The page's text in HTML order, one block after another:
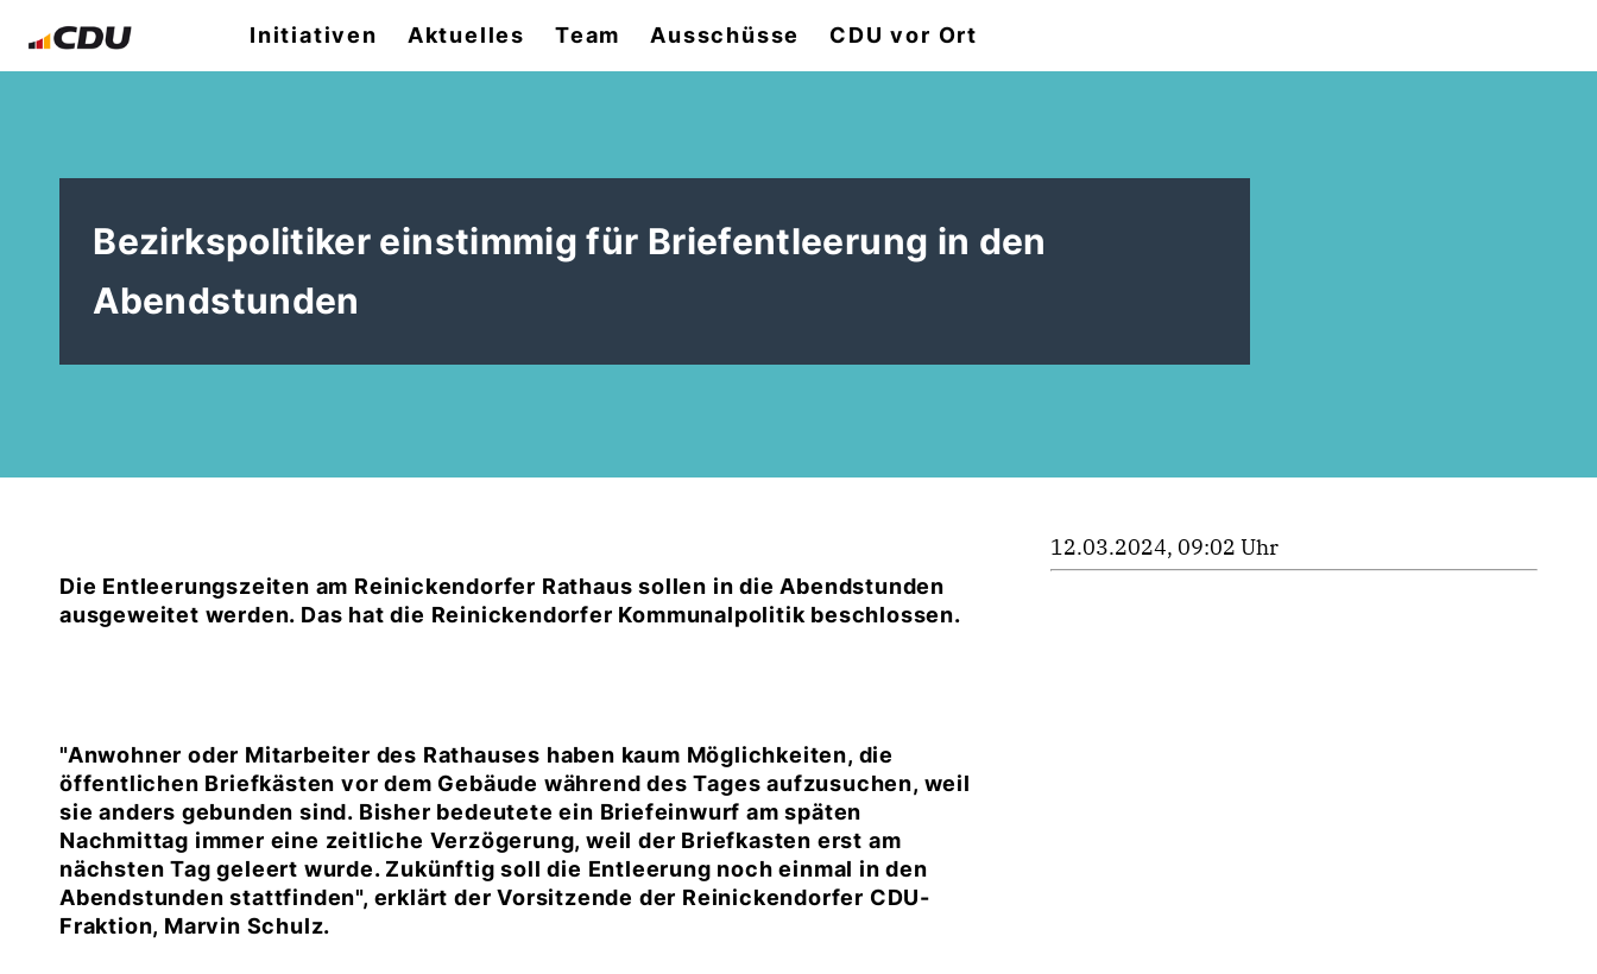
Initiativen Aktuelles Team Ausschüsse CDU vor Ort
Bezirkspolitiker einstimmig für Briefentleerung in den
Abendstunden
Die Entleerungszeiten am Reinickendorfer Rathaus sollen in die Abendstunden
ausgeweitet werden. Das hat die Reinickendorfer Kommunalpolitik beschlossen.
"Anwohner oder Mitarbeiter des Rathauses haben kaum Möglichkeiten, die
öffentlichen Briefkästen vor dem Gebäude während des Tages aufzusuchen, weil
sie anders gebunden sind. Bisher bedeutete ein Briefeinwurf am späten
Nachmittag immer eine zeitliche Verzögerung, weil der Briefkasten erst am
nächsten Tag geleert wurde. Zukünftig soll die Entleerung noch einmal in den
Abendstunden stattfinden", erklärt der Vorsitzende der Reinickendorfer CDU-
Fraktion, Marvin Schulz.
12.03.2024, 09:02 Uhr